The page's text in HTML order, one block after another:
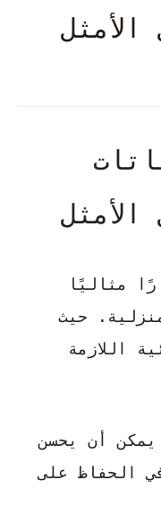
مثاليًا
حيث
اللازمة
يمكن أن يحسن
الحفاظ على